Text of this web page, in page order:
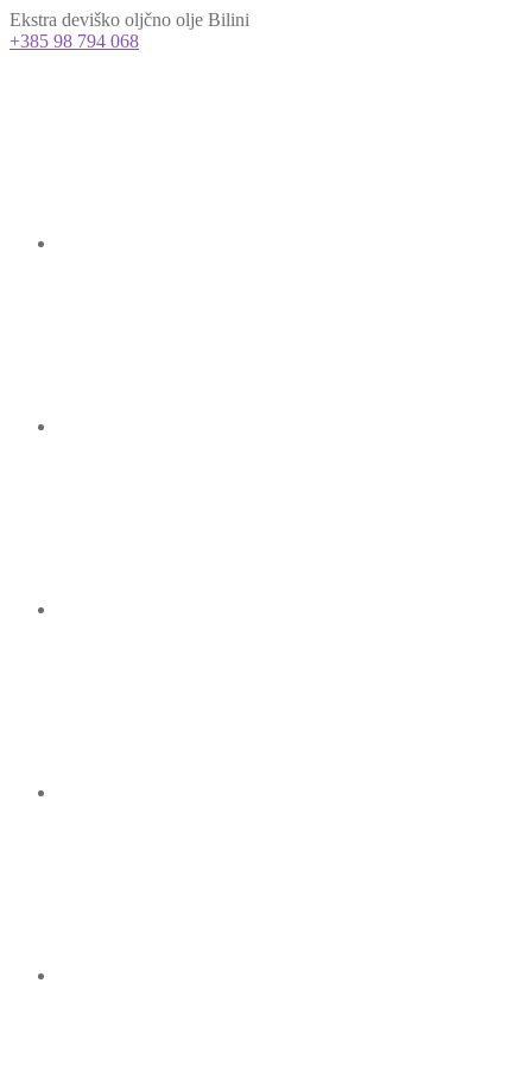
Ekstra deviško oljčno olje Bilini
+385 98 794 068